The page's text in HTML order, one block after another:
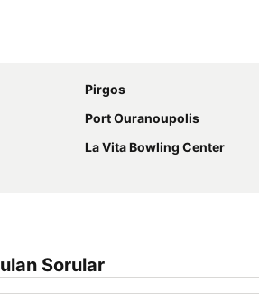
Pirgos
Port Ouranoupolis
La Vita Bowling Center
Sorular